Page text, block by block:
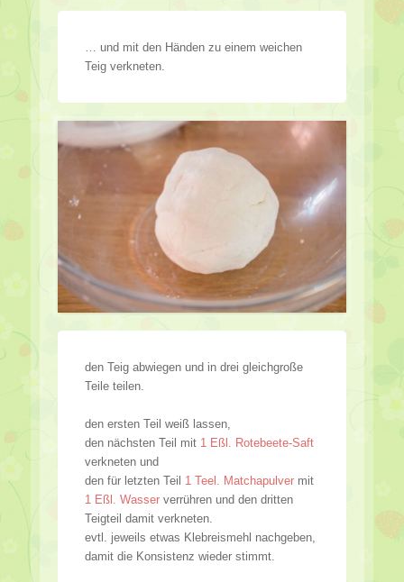
… und mit den Händen zu einem weichen
Teig verkneten.
den Teig abwiegen und in drei gleichgroße
Teile teilen.
den ersten Teil weiß lassen,
den nächsten Teil mit 1 Eßl. Rotebeete-Saft
verkneten und
den für letzten Teil 1 Teel. Matchapulver mit
1 Eßl. Wasser verrühren und den dritten
Teigteil damit verkneten.
evtl. jeweils etwas Klebreismehl nachgeben,
damit die Konsistenz wieder stimmt.